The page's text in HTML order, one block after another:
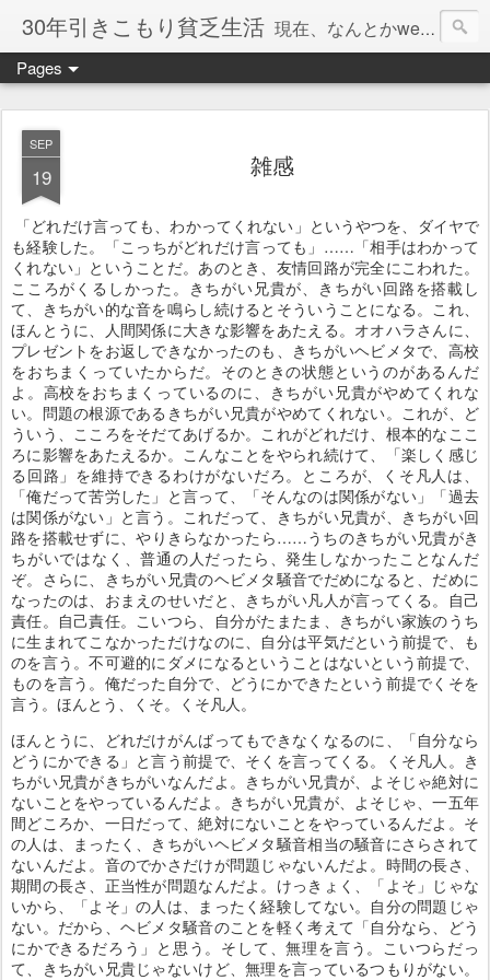
30年引きこもり貧乏生活 現在、なんとかweb系の仕事で食べています。このブログで扱う問題は「この世とはなにか」「人生とはなにか」「人間とはなにか」「強迫神経症の原因と解決法」「うつ病の原因と寄り添う方法」「家族の問題」などについてです。
Pages
SEP
19 雑感
「どれだけ言っても、わかってくれない」というやつを、ダイヤで
も経験した。「こっちがどれだけ言っても」……「相手はわかって
くれない」ということだ。あのとき、友情回路が完全にこわれた。
こころがくるしかった。きちがい兄貴が、きちがい回路を搭載し
て、きちがい的な音を鳴らし続けるとそういうことになる。これ、
ほんとうに、人間関係に大きな影響をあたえる。オオハラさんに、
プレゼントをお返しできなかったのも、きちがいヘビメタで、高校
をおちまくっていたからだ。そのときの状態というのがあるんだ
よ。高校をおちまくっているのに、きちがい兄貴がやめてくれな
い。問題の根源であるきちがい兄貴がやめてくれない。これが、ど
ういう、こころをそだてあげるか。これがどれだけ、根本的なここ
ろに影響をあたえるか。こんなことをやられ続けて、「楽しく感じ
る回路」を維持できるわけがないだろ。ところが、くそ凡人は、
「俺だって苦労した」と言って、「そんなのは関係がない」「過去
は関係がない」と言う。これだって、きちがい兄貴が、きちがい回
路を搭載せずに、やりきらなかったら……うちのきちがい兄貴がき
ちがいではなく、普通の人だったら、発生しなかったことなんだ
ぞ。さらに、きちがい兄貴のヘビメタ騒音でだめになると、だめに
なったのは、おまえのせいだと、きちがい凡人が言ってくる。自己
責任。自己責任。こいつら、自分がたまたま、きちがい家族のうち
に生まれてこなかっただけなのに、自分は平気だという前提で、も
のを言う。不可避的にダメになるということはないという前提で、
ものを言う。俺だった自分で、どうにかできたという前提でくそを
言う。ほんとう、くそ。くそ凡人。
ほんとうに、どれだけがんばってもできなくなるのに、「自分なら
どうにかできる」と言う前提で、そくを言ってくる。くそ凡人。き
ちがい兄貴がきちがいなんだよ。きちがい兄貴が、よそじゃ絶対に
ないことをやっているんだよ。きちがい兄貴が、よそじゃ、一五年
間どころか、一日だって、絶対にないことをやっているんだよ。そ
の人は、まったく、きちがいヘビメタ騒音相当の騒音にさらされて
ないんだよ。音のでかさだけが問題じゃないんだよ。時間の長さ、
期間の長さ、正当性が問題なんだよ。けっきょく、「よそ」じゃな
いから、「よそ」の人は、まったく経験してない。自分の問題じゃ
ない。だから、ヘビメタ騒音のことを軽く考えて「自分なら、どう
にかできるだろう」と思う。そして、無理を言う。こいつらだっ
て、きちがい兄貴じゃないけど、無理を言っているつもりがない。